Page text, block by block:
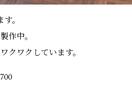
。
作中。
クワクしています。